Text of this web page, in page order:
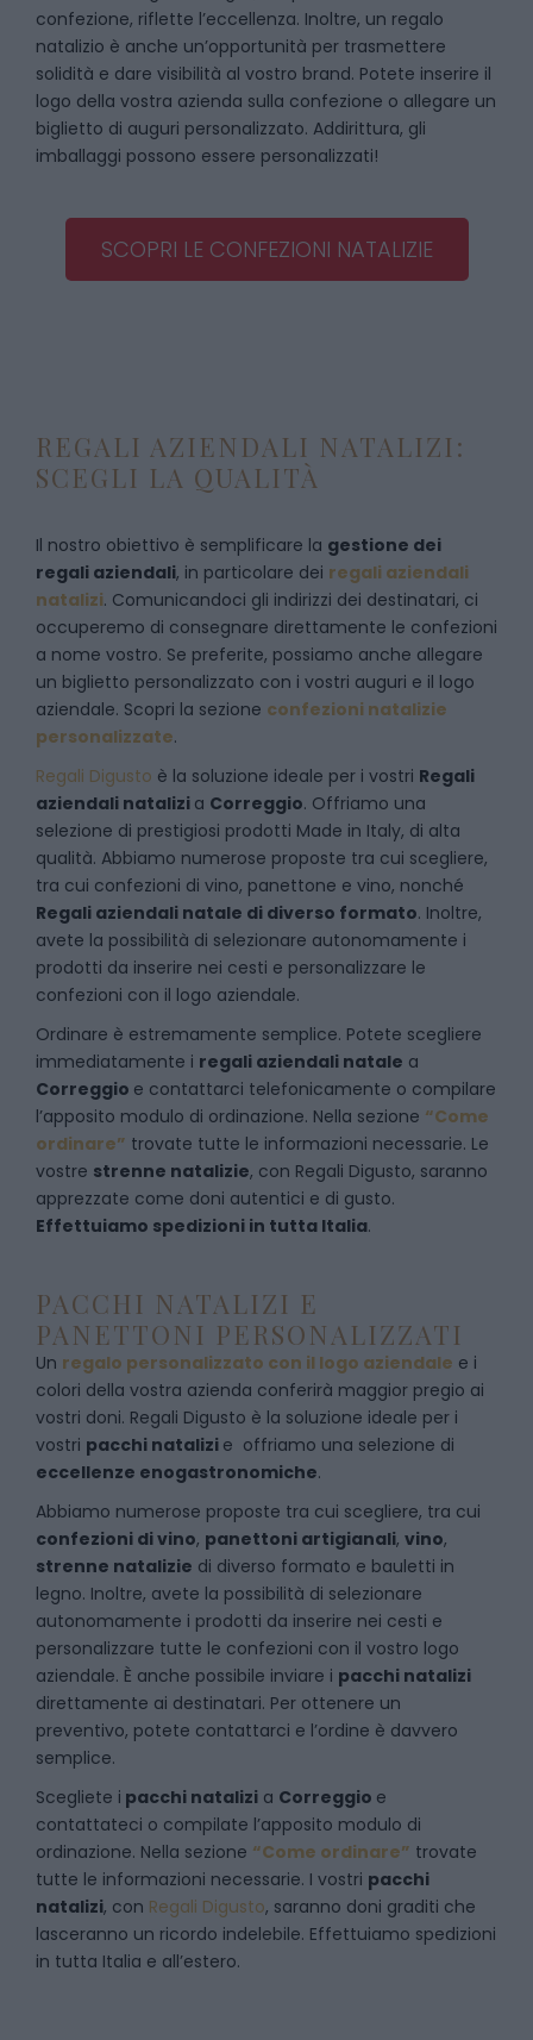
confezione, riflette l’eccellenza. Inoltre, un regalo
natalizio è anche un’opportunità per trasmettere
solidità e dare visibilità al vostro brand. Potete inserire il
logo della vostra azienda sulla confezione o allegare un
biglietto di auguri personalizzato. Addirittura, gli
imballaggi possono essere personalizzati!
SCOPRI LE CONFEZIONI NATALIZIE
REGALI AZIENDALI NATALIZI:
SCEGLI LA QUALITÀ
Il nostro obiettivo è semplificare la gestione dei
regali aziendali, in particolare dei regali aziendali
natalizi. Comunicandoci gli indirizzi dei destinatari, ci
occuperemo di consegnare direttamente le confezioni
a nome vostro. Se preferite, possiamo anche allegare
un biglietto personalizzato con i vostri auguri e il logo
aziendale. Scopri la sezione confezioni natalizie
personalizzate.
Regali Digusto è la soluzione ideale per i vostri Regali
aziendali natalizi a Correggio. Offriamo una
selezione di prestigiosi prodotti Made in Italy, di alta
qualità. Abbiamo numerose proposte tra cui scegliere,
tra cui confezioni di vino, panettone e vino, nonché
Regali aziendali natale di diverso formato. Inoltre,
avete la possibilità di selezionare autonomamente i
prodotti da inserire nei cesti e personalizzare le
confezioni con il logo aziendale.
Ordinare è estremamente semplice. Potete scegliere
immediatamente i regali aziendali natale a
Correggio e contattarci telefonicamente o compilare
l’apposito modulo di ordinazione. Nella sezione “Come
ordinare” trovate tutte le informazioni necessarie. Le
vostre strenne natalizie, con Regali Digusto, saranno
apprezzate come doni autentici e di gusto.
Effettuiamo spedizioni in tutta Italia.
PACCHI NATALIZI E
PANETTONI PERSONALIZZATI
Un regalo personalizzato con il logo aziendale e i
colori della vostra azienda conferirà maggior pregio ai
vostri doni. Regali Digusto è la soluzione ideale per i
vostri pacchi natalizi e offriamo una selezione di
eccellenze enogastronomiche.
Abbiamo numerose proposte tra cui scegliere, tra cui
confezioni di vino, panettoni artigianali, vino,
strenne natalizie di diverso formato e bauletti in
legno. Inoltre, avete la possibilità di selezionare
autonomamente i prodotti da inserire nei cesti e
personalizzare tutte le confezioni con il vostro logo
aziendale. È anche possibile inviare i pacchi natalizi
direttamente ai destinatari. Per ottenere un
preventivo, potete contattarci e l’ordine è davvero
semplice.
Scegliete i pacchi natalizi a Correggio e
contattateci o compilate l’apposito modulo di
ordinazione. Nella sezione “Come ordinare” trovate
tutte le informazioni necessarie. I vostri pacchi
natalizi, con Regali Digusto, saranno doni graditi che
lasceranno un ricordo indelebile. Effettuiamo spedizioni
in tutta Italia e all’estero.